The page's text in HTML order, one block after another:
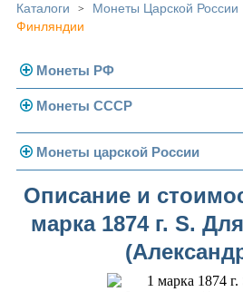
Каталоги > Монеты Царской России
Финляндии
Монеты РФ
Современная Россия
Монеты 1991-1993 гг.
Монеты СССР
Погодовка СССР
Монеты 1958 года
Золотые червонцы
Памятные и юбилейные
Монеты царской России
Николай II (1894-1917)
Золото
Александр III (1881-1894)
Александр II (1855-1881)
Описание и
марка 1874 г. S.